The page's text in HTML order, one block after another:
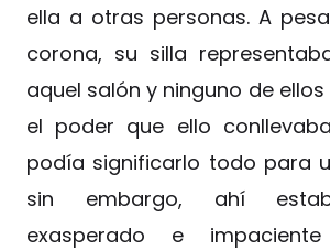
ella a otras personas. A
corona, su silla
aquel salón y ninguno de
el poder que ello
podía significarlo todo para
sin embargo, ahí
exasperado e